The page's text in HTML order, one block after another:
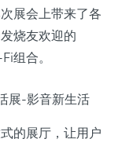
展会上带来了各
烧友欢迎的
组合。
的展厅，让用户